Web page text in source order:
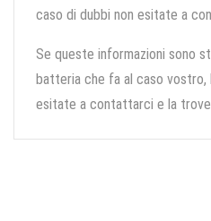
caso di dubbi non esitate a
Se queste informazioni sono
batteria che fa al caso vostro,
esitate a contattarci e la